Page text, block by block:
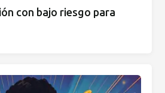
con bajo riesgo para